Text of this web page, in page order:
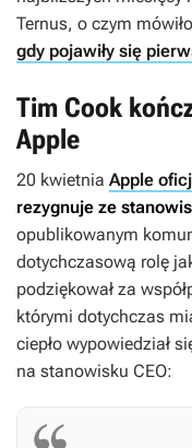
Ternus, o czym
gdy pojawiły się
Tim Cook
Apple
20 kwietnia Apple
rezygnuje ze
opublikowanym
dotychczasową rolę
podziękował za
którymi dotychczas
ciepło wypowiedział
na stanowisku CEO: